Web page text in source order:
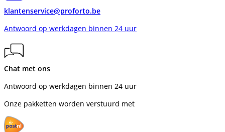
klantenservice@proforto.be
Antwoord op werkdagen binnen 24 uur
Chat met ons
Antwoord op werkdagen binnen 24 uur
Onze pakketten worden verstuurd met